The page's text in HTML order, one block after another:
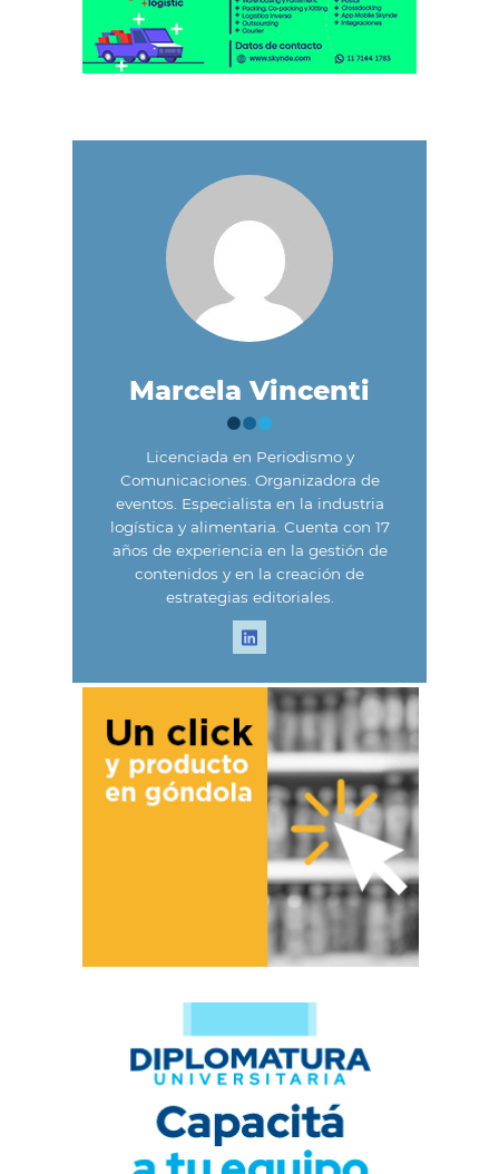
Marcela Vincenti
Licenciada en Periodismo y
Comunicaciones. Organizadora de
eventos. Especialista en la industria
logística y alimentaria. Cuenta con 17
años de experiencia en la gestión de
contenidos y en la creación de
estrategias editoriales.